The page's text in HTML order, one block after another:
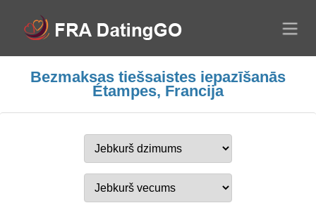
Bezmaksas tiešsaistes iepazīšanās
Étampes, Francija